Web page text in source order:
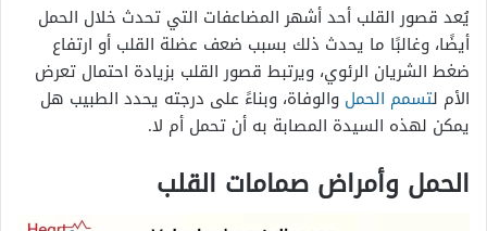
يُعد قصور القلب أحد أشهر المضاعفات التي تحدث خلال الحمل
أيضًا، وغالبًا ما يحدث ذلك بسبب ضعف عضلة القلب أو ارتفاع
ضغط الشريان الرئوي، ويرتبط قصور القلب بزيادة احتمال تعرض
الأم لتسمم الحمل والوفاة، وبناءً على درجته يحدد الطبيب هل
يمكن لهذه السيدة المصابة به أن تحمل أم لا.
الحمل وأمراض صمامات القلب